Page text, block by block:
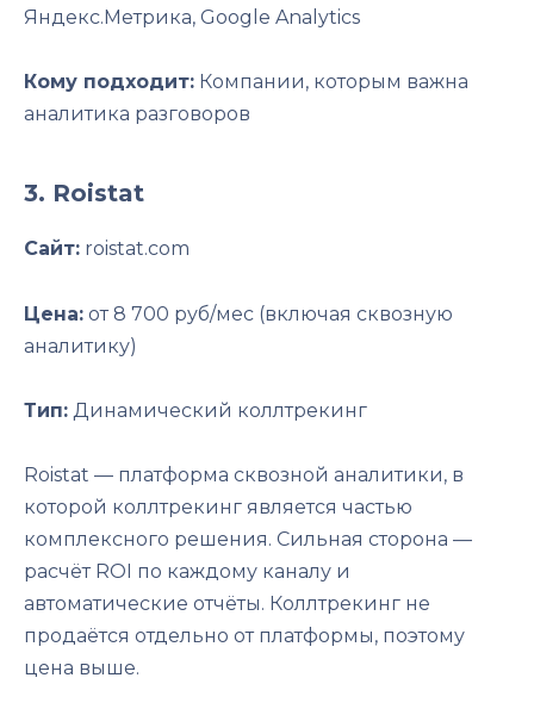
Яндекс.Метрика, Google Analytics
Кому подходит: Компании, которым важна
аналитика разговоров
3. Roistat
Сайт: roistat.com
Цена: от 8 700 руб/мес (включая сквозную
аналитику)
Тип: Динамический коллтрекинг
Roistat — платформа сквозной аналитики, в
которой коллтрекинг является частью
комплексного решения. Сильная сторона —
расчёт ROI по каждому каналу и
автоматические отчёты. Коллтрекинг не
продаётся отдельно от платформы, поэтому
цена выше.